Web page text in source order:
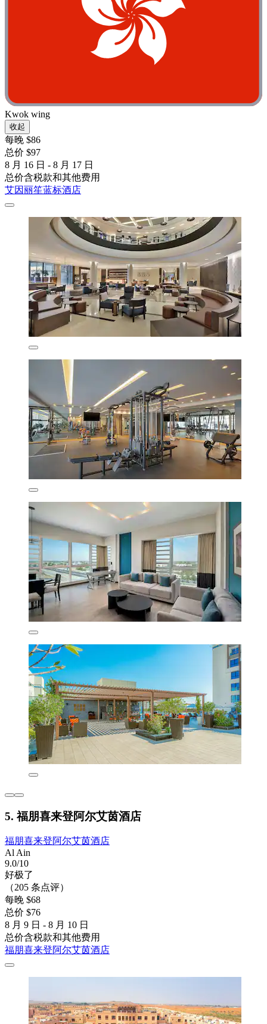
Kwok wing
收起
每晚 $86
总价 $97
8 月 16 日 - 8 月 17 日
总价含税款和其他费用
艾因丽笙蓝标酒店
5. 福朋喜来登阿尔艾茵酒店
福朋喜来登阿尔艾茵酒店
Al Ain
9.0/10
好极了
（205 条点评）
每晚 $68
总价 $76
8 月 9 日 - 8 月 10 日
总价含税款和其他费用
福朋喜来登阿尔艾茵酒店